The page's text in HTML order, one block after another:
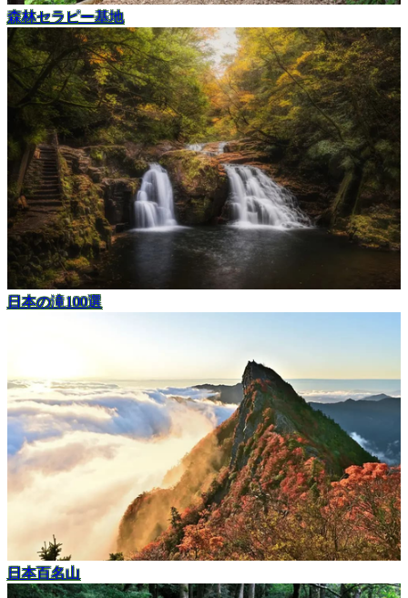
森林セラピー基地
日本の滝100選
日本百名山